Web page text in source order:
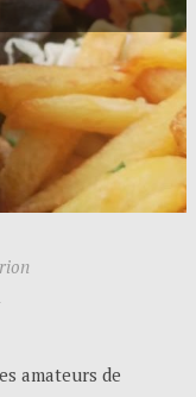
amateurs de